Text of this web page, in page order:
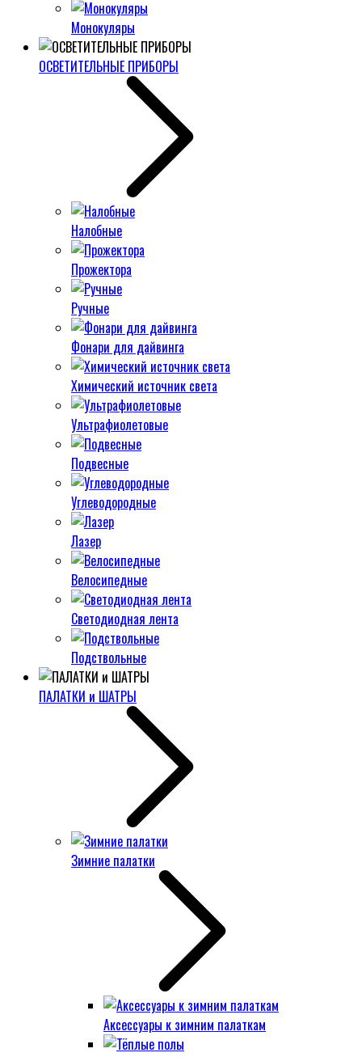
Монокуляры
ОСВЕТИТЕЛЬНЫЕ ПРИБОРЫ
Налобные
Прожектора
Ручные
Фонари для дайвинга
Химический источник света
Ультрафиолетовые
Подвесные
Углеводородные
Лазер
Велосипедные
Светодиодная лента
Подствольные
ПАЛАТКИ и ШАТРЫ
Зимние палатки
Аксессуары к зимним палаткам